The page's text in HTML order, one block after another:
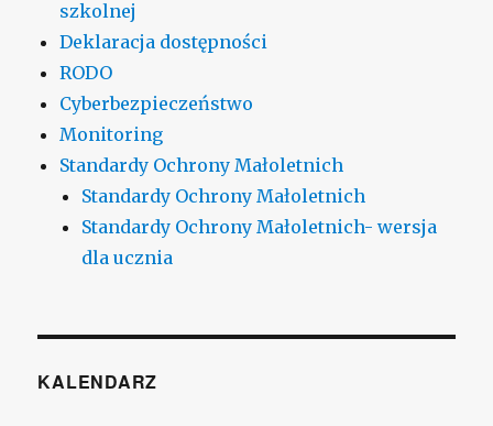
szkolnej
Deklaracja dostępności
RODO
Cyberbezpieczeństwo
Monitoring
Standardy Ochrony Małoletnich
Standardy Ochrony Małoletnich
Standardy Ochrony Małoletnich- wersja
dla ucznia
KALENDARZ